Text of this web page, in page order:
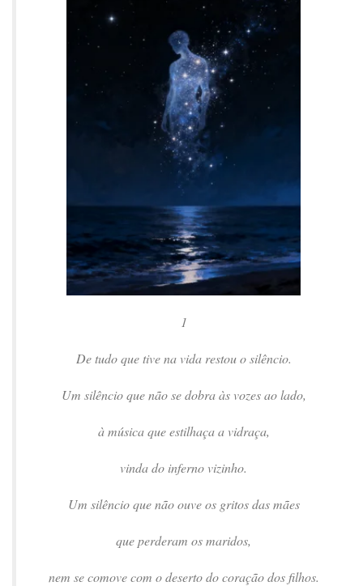
1
De tudo que tive na vida restou o silêncio.
Um silêncio que não se dobra às vozes ao lado,
à música que estilhaça a vidraça,
vinda do inferno vizinho.
Um silêncio que não ouve os gritos das mães
que perderam os maridos,
nem se comove com o deserto do coração dos filhos.